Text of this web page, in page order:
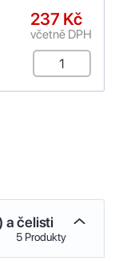
237 Kč
včetně DPH
a čelisti
5 Produkty